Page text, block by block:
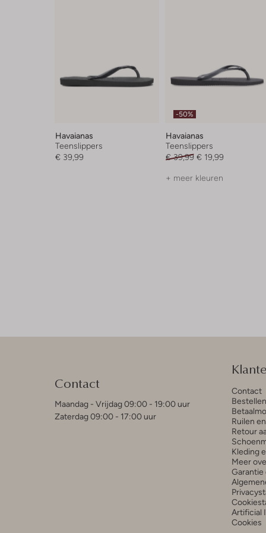
Havaianas
Teenslippers
€ 39,99
-50%
Havaianas
Teenslippers
€ 39,99 € 19,99
+ meer kleuren
Contact
Maandag - Vrijdag 09:00 - 19:00 uur
Zaterdag 09:00 - 17:00 uur
Contact
Ruilen
Retour
Kleding
Meer
Garantie
Artificial
Cookies